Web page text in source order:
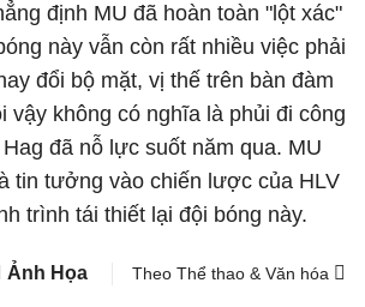
định MU đã hoàn toàn "lột xác"
này vẫn còn rất nhiều việc phải
đổi bộ mặt, vị thế trên bàn đàm
vậy không có nghĩa là phủi đi công
đã nỗ lực suốt năm qua. MU
tin tưởng vào chiến lược của HLV
trình tái thiết lại đội bóng này.
Ảnh Họa Theo Thể thao & Văn hóa